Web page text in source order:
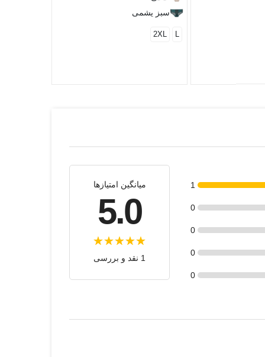
سبز یشمی
L
2XL
میانگین امتیازها
5.0
1 نقد و بررسی
1
0
0
0
0